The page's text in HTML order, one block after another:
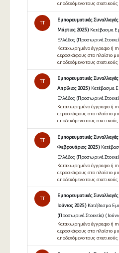
αποδεχόμενο τους σχετικούς
TT
Εμπορευματικές
Μάρτιος 2025 ) Κατέβασμα
Ελλάδος (Προσωρινά
Καταχωρημένο έγγραφο ή
αεροσκάφους στο πλαίσιο
αποδεχόμενο τους σχετικούς
TT
Εμπορευματικές
Απρίλιος 2025 ) Κατέβασμα
Ελλάδος (Προσωρινά
Καταχωρημένο έγγραφο ή
αεροσκάφους στο πλαίσιο
αποδεχόμενο τους σχετικούς
TT
Εμπορευματικές
Φεβρουάριος 2025 )
Ελλάδος (Προσωρινά
Καταχωρημένο έγγραφο ή
αεροσκάφους στο πλαίσιο
αποδεχόμενο τους σχετικούς
TT
Εμπορευματικές
Ιούνιος 2025 ) Κατέβασμα
(Προσωρινά Στοιχεία) (
Καταχωρημένο έγγραφο ή
αεροσκάφους στο πλαίσιο
αποδεχόμενο τους σχετικούς